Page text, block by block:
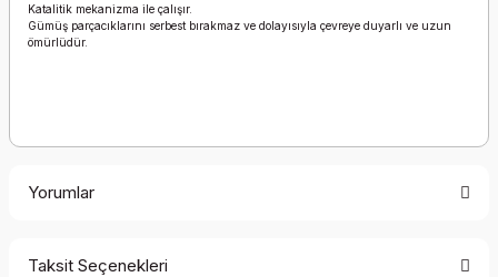
Katalitik mekanizma ile çalışır.
Gümüş parçacıklarını serbest bırakmaz ve dolayısıyla çevreye duyarlı ve uzun
ömürlüdür.
Yorumlar
Taksit Seçenekleri